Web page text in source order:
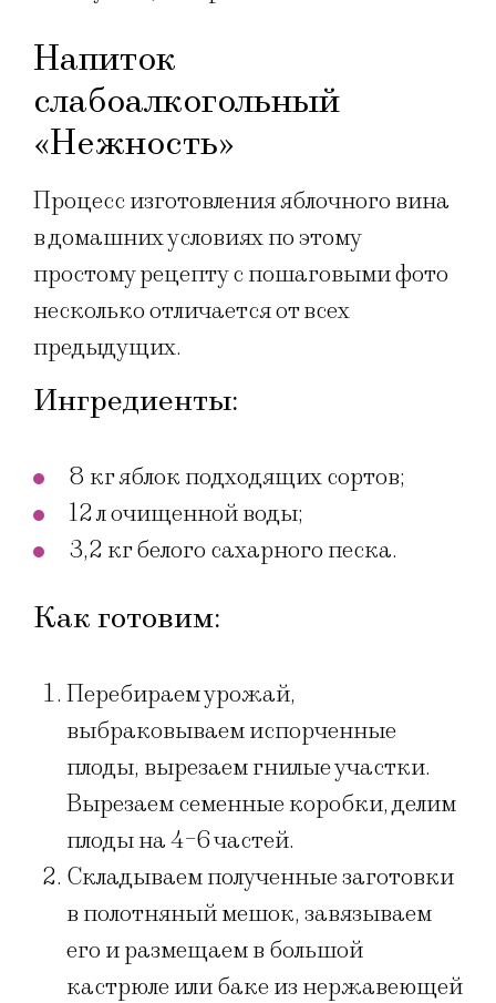
Напиток
слабоалкогольный
«Нежность»
Процесс изготовления яблочного вина
в домашних условиях по этому
простому рецепту с пошаговыми фото
несколько отличается от всех
предыдущих.
Ингредиенты:
8 кг яблок подходящих сортов;
12 л очищенной воды;
3,2 кг белого сахарного песка.
Как готовим:
Перебираем урожай,
выбраковываем испорченные
плоды, вырезаем гнилые участки.
Вырезаем семенные коробки, делим
плоды на 4-6 частей.
Складываем полученные заготовки
в полотняный мешок, завязываем
его и размещаем в большой
кастрюле или баке из нержавеющей